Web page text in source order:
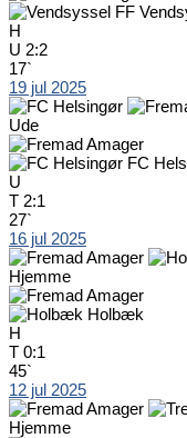
H
U 2:2
17`
19 jul 2025
Ude
FC
U
T 2:1
27`
16 jul 2025
Hjemme
Holbæk
H
T 0:1
45`
12 jul 2025
Hjemme